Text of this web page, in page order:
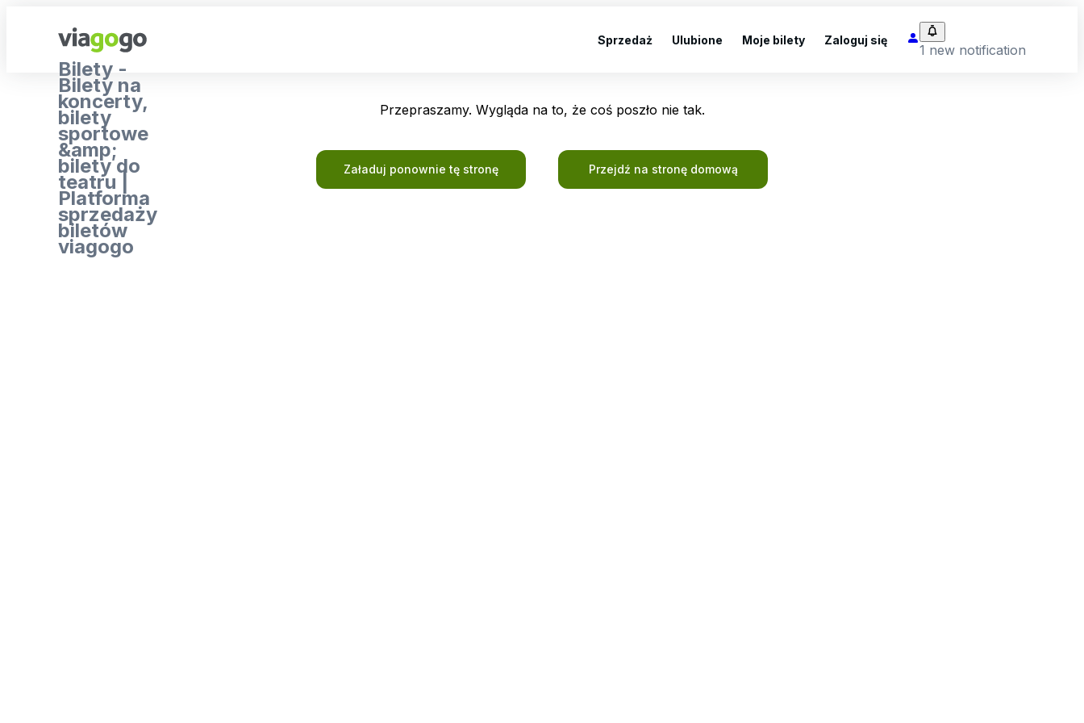
Bilety -
Bilety na
koncerty,
bilety
sportowe
&amp;
bilety do
teatru |
Platforma
sprzedaży
biletów
viagogo
Sprzedaż Ulubione Moje bilety Zaloguj się
1 new notification
Przepraszamy. Wygląda na to, że coś poszło nie tak.
Załaduj ponownie tę stronę Przejdź na stronę domową